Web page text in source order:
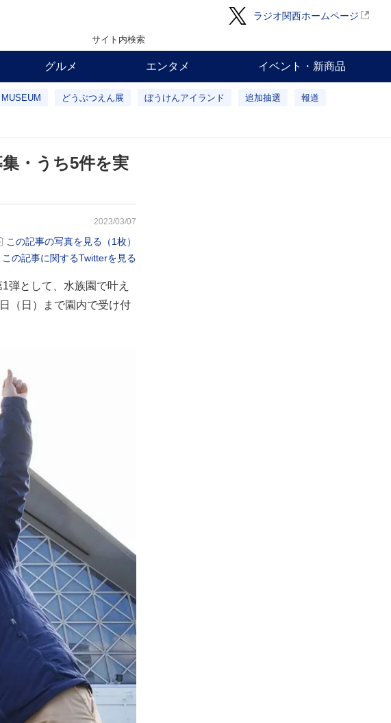
ラジオ関西ホームページ
サイト内検索
グルメ エンタメ イベント・新商品
どうぶつえん展 ぼうけんアイランド 追加抽選 報道
・うち5件を実
2023/03/07
この記事の写真を見る（1枚）
この記事に関するTwitterを見る
弾として、水族園で叶え
（日）まで園内で受け付